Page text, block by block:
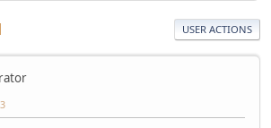
USER ACTIONS